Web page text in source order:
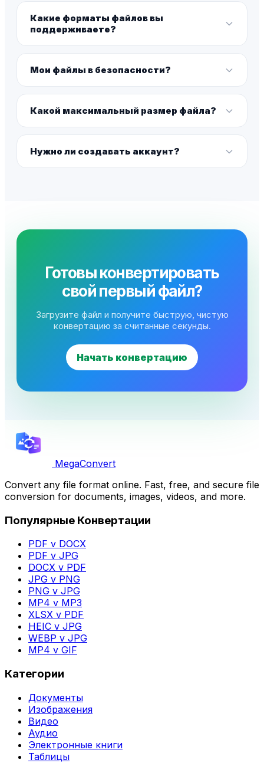
Какие форматы файлов вы
поддерживаете?
Мои файлы в безопасности?
Какой максимальный размер файла?
Нужно ли создавать аккаунт?
Готовы конвертировать
свой первый файл?
Загрузите файл и получите быструю, чистую
конвертацию за считанные секунды.
Начать конвертацию
MegaConvert
Convert any file format online. Fast, free, and secure file
conversion for documents, images, videos, and more.
Популярные Конвертации
PDF v DOCX
PDF v JPG
DOCX v PDF
JPG v PNG
PNG v JPG
MP4 v MP3
XLSX v PDF
HEIC v JPG
WEBP v JPG
MP4 v GIF
Категории
Документы
Изображения
Видео
Аудио
Электронные книги
Таблицы